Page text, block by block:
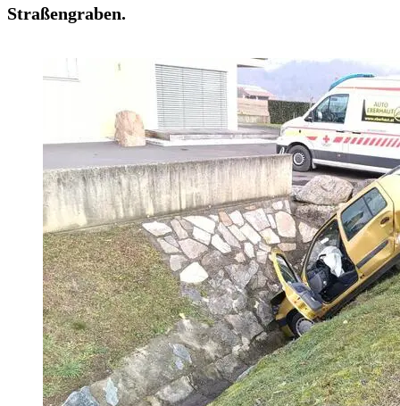
Straßengraben.